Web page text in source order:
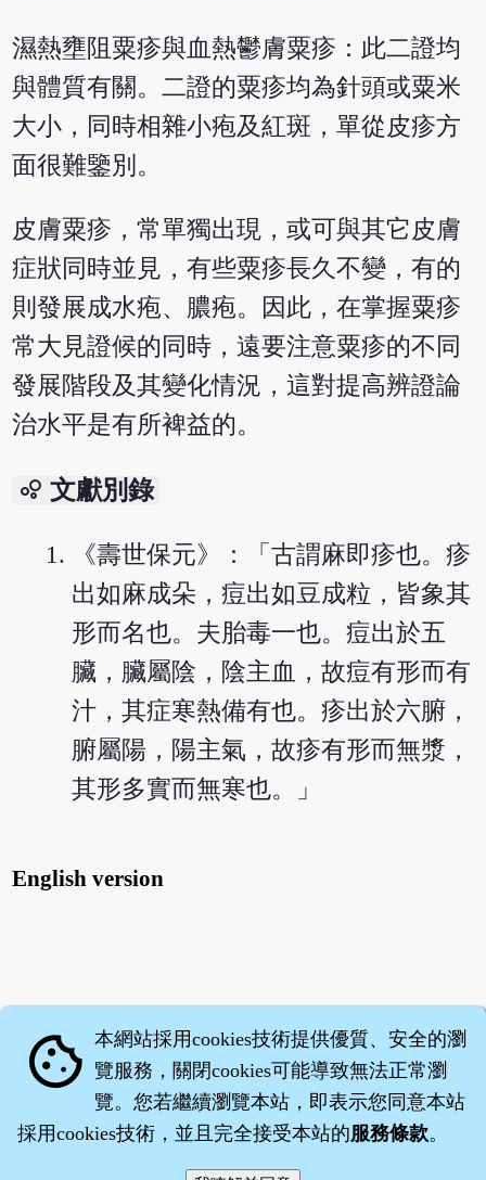
濕熱壅阻粟疹與血熱鬱膚粟疹：此二證均
與體質有關。二證的粟疹均為針頭或粟米
大小，同時相雜小疱及紅斑，單從皮疹方
面很難鑒別。
皮膚粟疹，常單獨出現，或可與其它皮膚
症狀同時並見，有些粟疹長久不變，有的
則發展成水疱、膿疱。因此，在掌握粟疹
常大見證候的同時，遠要注意粟疹的不同
發展階段及其變化情況，這對提高辨證論
治水平是有所裨益的。
bubble_chart 文獻別錄
《壽世保元》：「古謂麻即疹也。疹
出如麻成朵，痘出如豆成粒，皆象其
形而名也。夫胎毒一也。痘出於五
臟，臟屬陰，陰主血，故痘有形而有
汁，其症寒熱備有也。疹出於六腑，
腑屬陽，陽主氣，故疹有形而無漿，
其形多實而無寒也。」
English version
cookie 本網站採用cookies技術提供優質、安全的瀏
覽服務，關閉cookies可能導致無法正常瀏
覽。您若繼續瀏覽本站，即表示您同意本站
採用cookies技術，並且完全接受本站的服務條款。